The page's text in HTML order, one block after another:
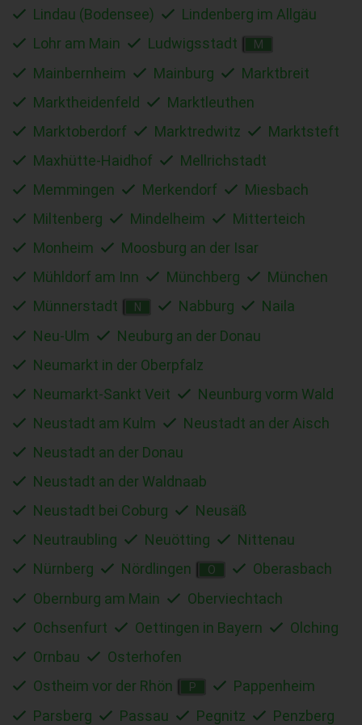
Lindau (Bodensee)
Lindenberg im Allgäu
Lohr am Main
Ludwigsstadt M
Mainbernheim Mainburg
Marktbreit
Marktheidenfeld
Marktleuthen
Marktoberdorf
Marktredwitz
Marktsteft
Maxhütte-Haidhof
Mellrichstadt
Memmingen
Merkendorf
Miesbach
Miltenberg
Mindelheim
Mitterteich
Monheim
Moosburg an der Isar
Mühldorf am Inn
Münchberg
München
Münnerstadt
N Nabburg
Naila
Neu-Ulm
Neuburg an der Donau
Neumarkt in der Oberpfalz
Neumarkt-Sankt Veit
Neunburg vorm Wald
Neustadt am Kulm
Neustadt an der Aisch
Neustadt an der Donau
Neustadt an der Waldnaab
Neustadt bei Coburg
Neusäß
Neutraubling
Neuötting
Nittenau
Nürnberg
Nördlingen O
Oberasbach
Obernburg am Main
Oberviechtach
Ochsenfurt
Oettingen in Bayern
Olching
Ornbau
Osterhofen
Ostheim vor der Rhön
P
Pappenheim
Parsberg
Passau Pegnitz
Penzberg